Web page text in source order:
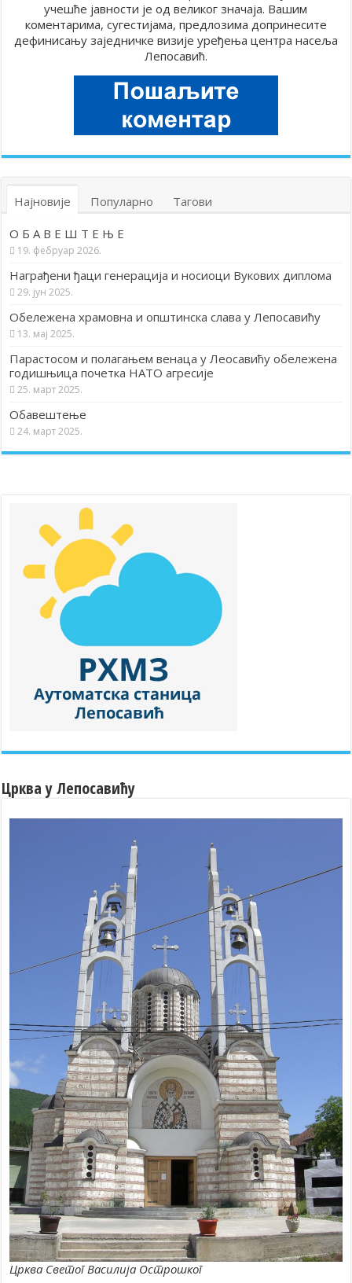
учешће јавности је од великог значаја. Вашим
коментарима, сугестијама, предлозима допринесите
дефинисању заједничке визије уређења центра насеља
Лепосавић.
Најновије Популарно Тагови
О Б А В Е Ш Т Е Њ Е
19. фебруар 2026.
Награђени ђаци генерација и носиоци Вукових диплома
29. јун 2025.
Обележена храмовна и општинска слава у Лепосавићу
13. мај 2025.
Парастосом и полагањем венаца у Леосавићу обележена
годишњица почетка НАТО агресије
25. март 2025.
Обавештење
24. март 2025.
Црква у Лепосавићу
Црква Светог Василија Острошког